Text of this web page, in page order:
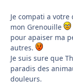
Je compati a
mon Grenouille
pour apaiser ma
autres.
Je suis sure que
paradis des
douleurs.